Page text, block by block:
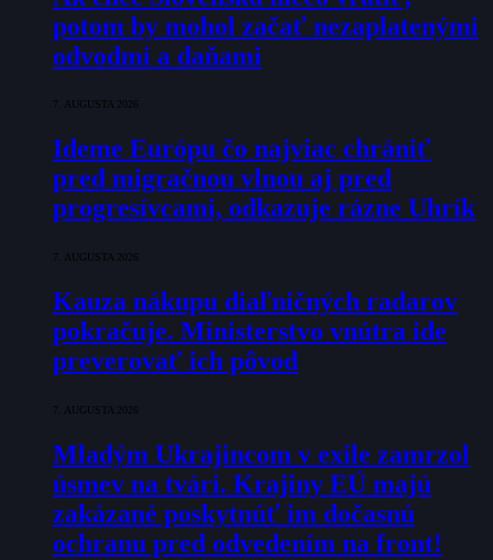
potom by mohol začať nezaplatenými
odvodmi a daňami
7. AUGUSTA 2026
Ideme Európu čo najviac chrániť
pred migračnou vlnou aj pred
progresívcami, odkazuje rázne Uhrík
7. AUGUSTA 2026
Kauza nákupu diaľničných radarov
pokračuje. Ministerstvo vnútra ide
preverovať ich pôvod
7. AUGUSTA 2026
Mladým Ukrajincom v exile zamrzol
úsmev na tvári. Krajiny EÚ majú
zakázané poskytnúť im dočasnú
ochranu pred odvedením na front!